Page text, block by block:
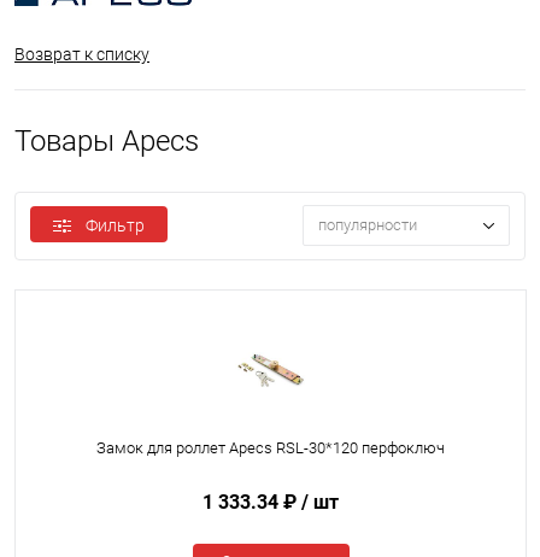
Возврат к списку
Товары Apecs
Фильтр популярности
Замок для роллет Apecs RSL-30*120 перфоключ
1 333.34 ₽ / шт